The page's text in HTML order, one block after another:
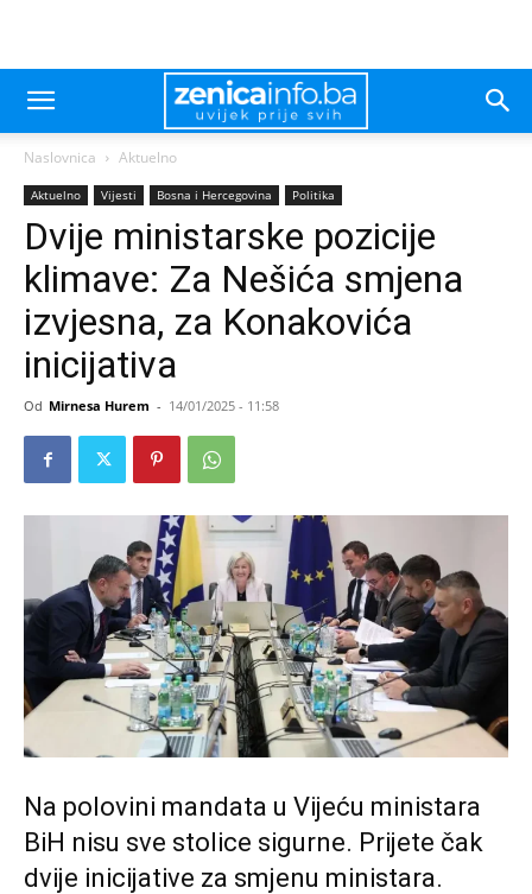
Naslovnica Aktuelno
Aktuelno Vijesti Bosna i Hercegovina Politika
Dvije ministarske pozicije
klimave: Za Nešića smjena
izvjesna, za Konakovića
inicijativa
Od Mirnesa Hurem - 14/01/2025 - 11:58
Na polovini mandata u Vijeću ministara
BiH nisu sve stolice sigurne. Prijete čak
dvije inicijative za smjenu ministara.